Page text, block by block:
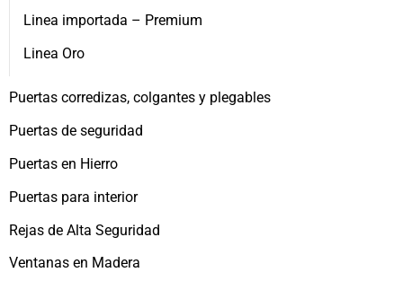
Linea importada – Premium
Linea Oro
Puertas corredizas, colgantes y plegables
Puertas de seguridad
Puertas en Hierro
Puertas para interior
Rejas de Alta Seguridad
Ventanas en Madera